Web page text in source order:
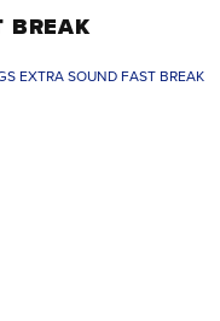
BREAK
EXTRA SOUND FAST BREAK